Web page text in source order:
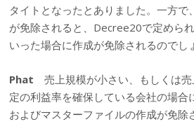
タイトとなったとありました。一方で
が免除されると、Decree20で定めら
いった場合に作成が免除されるのでし
Phat 売上規模が小さい、もしくは
定の利益率を確保している会社の場合
およびマスターファイルの作成が免除